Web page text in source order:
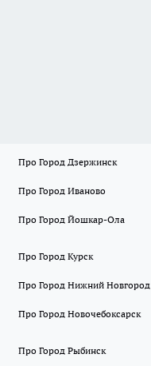
Про Город Дзержинск
Про Город Иваново
Про Город Йошкар-Ола
Про Город Курск
Про Город Нижний Новгород
Про Город Новочебоксарск
Про Город Рыбинск